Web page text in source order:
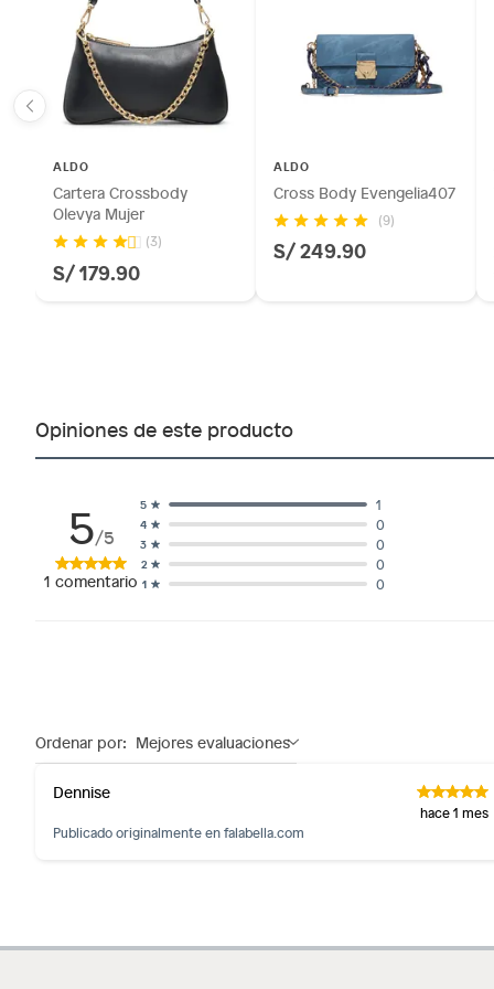
Licores y cigarros electrónicos.
ALDO
Cartera Crossbody
Olevya Mujer
(3)
S/ 179.90
ALDO
Cross Body Evengelia407
(9)
S/ 249.90
Opiniones de este producto
5/5
1 comentario 1 0
2 0
3 0
4 0
5 1
Ordenar por: Mejores evaluaciones
Dennise
hace 1 mes
Publicado originalmente enfalabella.com